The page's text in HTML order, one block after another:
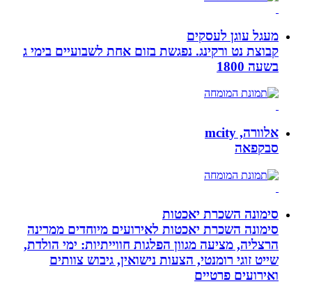
מעגל עוגן לעסקים
קבוצת נט ורקינג. נפגשת בזום אחת לשבועיים בימי ג
בשעה 1800
אלוורה, mcity
סבקפאה
סימונה השכרת יאכטות
סימונה השכרת יאכטות לאירועים מיוחדים ממרינה
הרצליה, מציעה מגוון הפלגות חווייתיות: ימי הולדת,
שייט זוגי רומנטי, הצעות נישואין, גיבוש צוותים
ואירועים פרטיים